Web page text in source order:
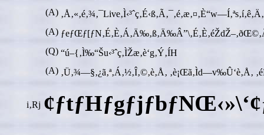
(A)
(A)
(Q) “ú–{‚Ì‰“Šu‹³ˆç‚ÌŽæ‚è‘g‚Ý‚ÍH
(A) ‚Ü‚¾—§‚¿ã‚ª‚Á‚½‚Î‚©‚è‚Å‚ ‚è¡Œã‚Ìd—v‰Û‘è‚Å‚
i‚Rj